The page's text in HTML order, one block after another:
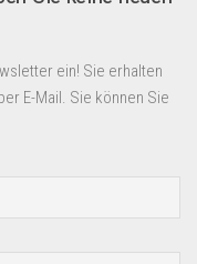
ein! Sie erhalten
E-Mail. Sie können Sie